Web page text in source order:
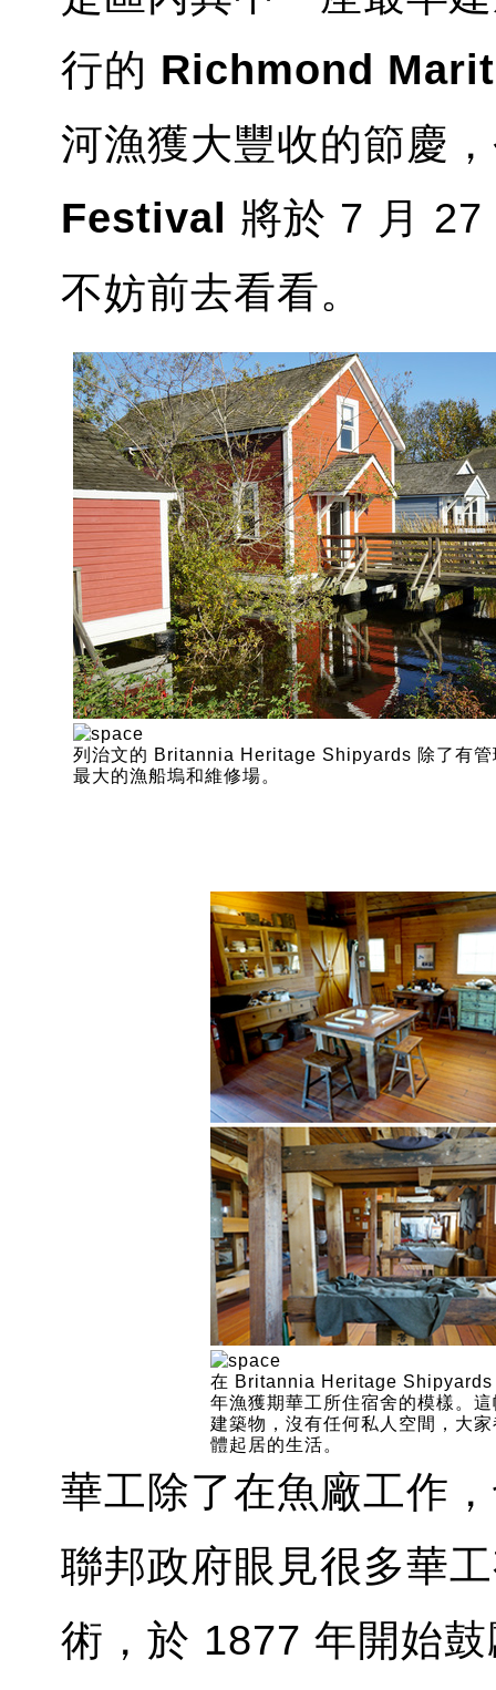
行的 Richmond
河漁獲大豐收的節慶
Festival
將於 7 月
不妨前去看看。
列治文的 Britannia Heritage Shipyards 除了有管
最大的漁船塢和維修場。
在 Britannia Heritage Shipyards
年漁獲期華工所住宿舍的模樣。
建築物，沒有任何私人空間，大
體起居的生活。
華工除了在魚廠工作
聯邦政府眼見很多華
術，於 1877 年開始